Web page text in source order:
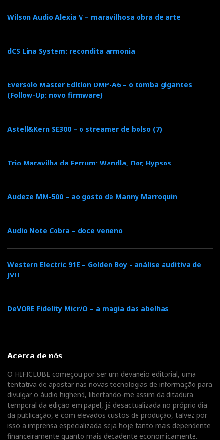
origem em MP3.
seus princípios: o duo M3si/M3scd é um bom
exemplo dessa evolução na continuidade.
Recomendado pelo Hificlube.net
Em Portugal:
Imacustica
OnOff
Hi-Fi News Disc Test Review by JVH
Hi-Fi News March 1986
Somos especialistas em alta fidelidade &
cinema em casa. Oferecemos a
verdadeira experiência de imersão
audiovisual. Movidos pela paixão, desde 1986!
Wilson Audio Alexia V – maravilhosa obra de arte
dCS Lina System: recondita armonia
Eversolo Master Edition DMP-A6 – o tomba gigantes
(Follow-Up: novo firmware)
Astell&Kern SE300 – o streamer de bolso (7)
Trio Maravilha da Ferrum: Wandla, Oor, Hypsos
Audeze MM-500 – ao gosto de Manny Marroquin
Audio Note Cobra – doce veneno
Western Electric 91E – Golden Boy - análise auditiva de
JVH
DeVORE Fidelity Micr/O – a magia das abelhas
Acerca de nós
O HIFICLUBE começou por ser um devaneio editorial, uma
tentativa de apostar nas novas tecnologias de informação para
divulgar o áudio highend, libertando-me assim da ditadura
temporal da edição em papel, já desactualizada no próprio dia
da publicação, e com elevados custos de produção, talvez por
isso a imprensa especializada seja hoje tanto mais dependente
financeiramente quanto mais decadente economicamente.